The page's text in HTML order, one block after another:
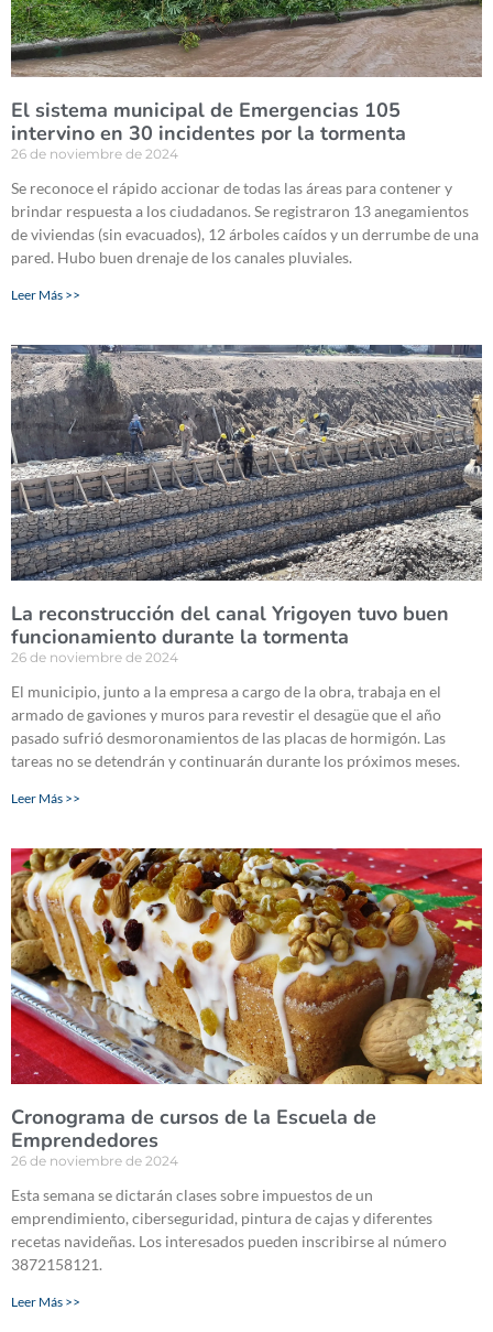
El sistema municipal de Emergencias 105
intervino en 30 incidentes por la tormenta
26 de noviembre de 2024
Se reconoce el rápido accionar de todas las áreas para contener y
brindar respuesta a los ciudadanos. Se registraron 13 anegamientos
de viviendas (sin evacuados), 12 árboles caídos y un derrumbe de una
pared. Hubo buen drenaje de los canales pluviales.
Leer Más >>
La reconstrucción del canal Yrigoyen tuvo buen
funcionamiento durante la tormenta
26 de noviembre de 2024
El municipio, junto a la empresa a cargo de la obra, trabaja en el
armado de gaviones y muros para revestir el desagüe que el año
pasado sufrió desmoronamientos de las placas de hormigón. Las
tareas no se detendrán y continuarán durante los próximos meses.
Leer Más >>
Cronograma de cursos de la Escuela de
Emprendedores
26 de noviembre de 2024
Esta semana se dictarán clases sobre impuestos de un
emprendimiento, ciberseguridad, pintura de cajas y diferentes
recetas navideñas. Los interesados pueden inscribirse al número
3872158121.
Leer Más >>